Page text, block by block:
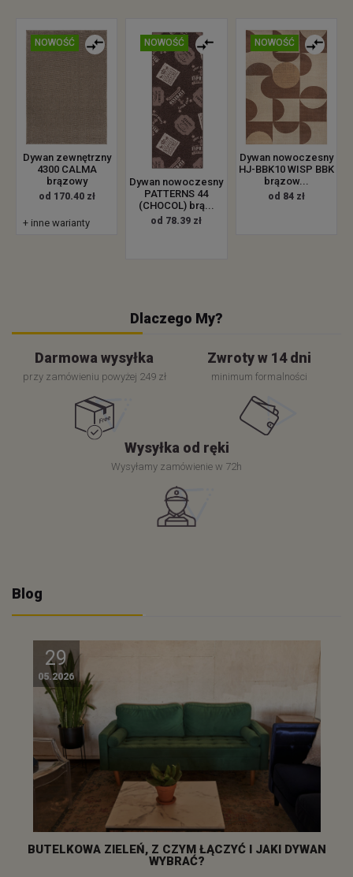
NOWOŚĆ
Dywan zewnętrzny
4300 CALMA
brązowy
od 170.40 zł
+ inne warianty
NOWOŚĆ
Dywan nowoczesny
PATTERNS 44
(CHOCOL) brą...
od 78.39 zł
NOWOŚĆ
Dywan nowoczesny
HJ-BBK10 WISP BBK
brązow...
od 84 zł
Dlaczego My?
Darmowa wysyłka
przy zamówieniu powyżej 249 zł
Zwroty w 14 dni
minimum formalności
Wysyłka od ręki
Wysyłamy zamówienie w 72h
Blog
29
05.2026
BUTELKOWA ZIELEŃ, Z CZYM ŁĄCZYĆ I JAKI DYWAN
WYBRAĆ?